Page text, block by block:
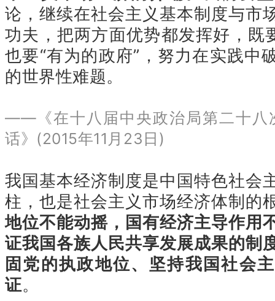
论，继续在社会主义基本制度与市
功夫，把两方面优势都发挥好，既
也要“有为的政府”，努力在实践中
的世界性难题。
——《在十八届中央政治局第二十八
话》(2015年11月23日)
我国基本经济制度是中国特色社会
柱，也是社会主义市场经济体制的
地位不能动摇，国有经济主导作用
证我国各族人民共享发展成果的制
固党的执政地位、坚持我国社会
证。